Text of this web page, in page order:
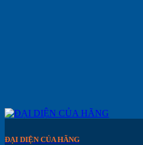
ĐẠI DIỆN CỦA HÃNG